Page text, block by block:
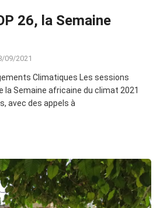
26, la Semaine
09/2021
Climatiques Les sessions
Semaine africaine du climat 2021
avec des appels à